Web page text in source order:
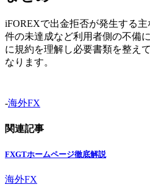
iFOREXで出金拒否が発生する
件の未達成など利用者側の不備
に規約を理解し必要書類を整え
なります。
-海外FX
関連記事
FXGTホームページ徹底解説
海外FX